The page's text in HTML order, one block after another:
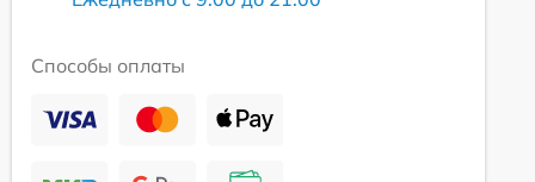
Способы оплаты